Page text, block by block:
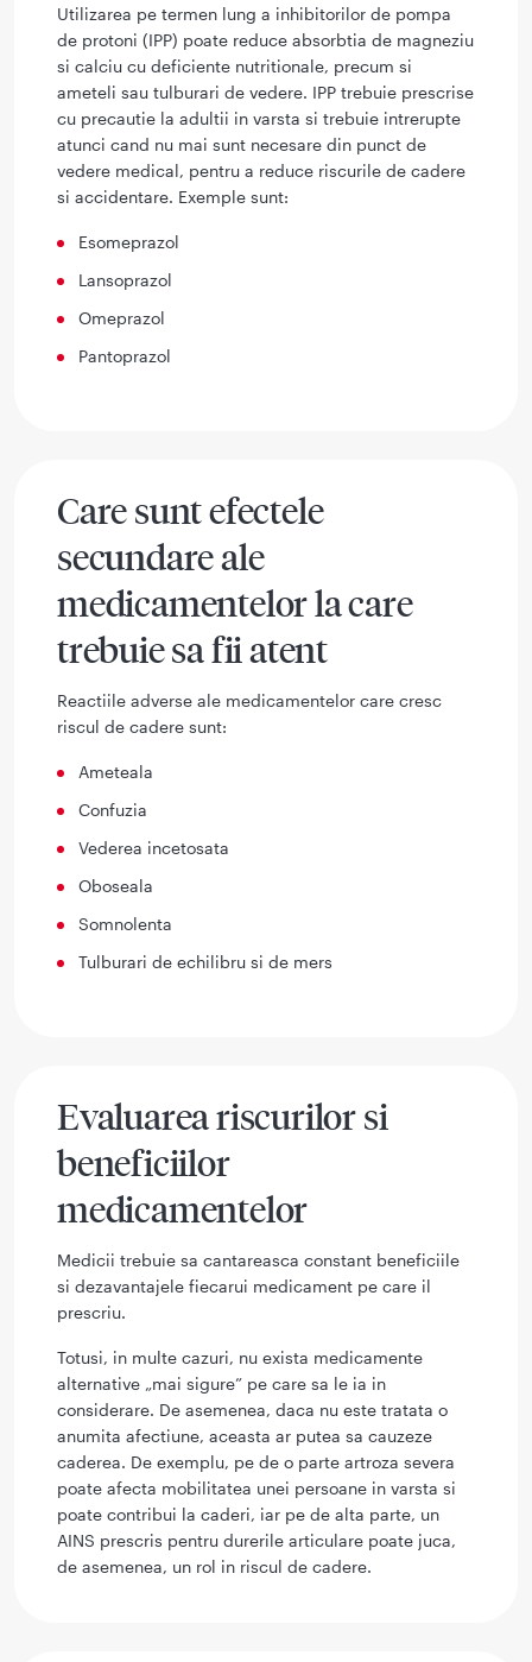
Utilizarea pe termen lung a inhibitorilor de pompa
de protoni (IPP) poate reduce absorbtia de magneziu
si calciu cu deficiente nutritionale, precum si
ameteli sau tulburari de vedere. IPP trebuie prescrise
cu precautie la adultii in varsta si trebuie intrerupte
atunci cand nu mai sunt necesare din punct de
vedere medical, pentru a reduce riscurile de cadere
si accidentare. Exemple sunt:
Esomeprazol
Lansoprazol
Omeprazol
Pantoprazol
Care sunt efectele
secundare ale
medicamentelor la care
trebuie sa fii atent
Reactiile adverse ale medicamentelor care cresc
riscul de cadere sunt:
Ameteala
Confuzia
Vederea incetosata
Oboseala
Somnolenta
Tulburari de echilibru si de mers
Evaluarea riscurilor si
beneficiilor
medicamentelor
Medicii trebuie sa cantareasca constant beneficiile
si dezavantajele fiecarui medicament pe care il
prescriu.
Totusi, in multe cazuri, nu exista medicamente
alternative „mai sigure” pe care sa le ia in
considerare. De asemenea, daca nu este tratata o
anumita afectiune, aceasta ar putea sa cauzeze
caderea. De exemplu, pe de o parte artroza severa
poate afecta mobilitatea unei persoane in varsta si
poate contribui la caderi, iar pe de alta parte, un
AINS prescris pentru durerile articulare poate juca,
de asemenea, un rol in riscul de cadere.